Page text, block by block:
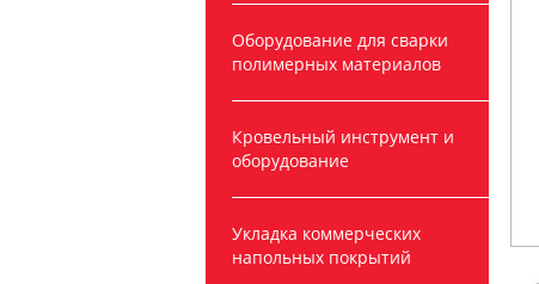
Оборудование для сварки
полимерных материалов
Кровельный инструмент и
оборудование
Укладка коммерческих
напольных покрытий